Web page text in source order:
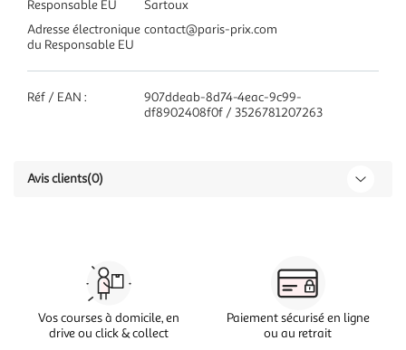
Responsable EU
Sartoux
Adresse électronique
du Responsable EU
contact@paris-prix.com
Réf / EAN :
907ddeab-8d74-4eac-9c99-
df8902408f0f / 3526781207263
Avis clients(0)
Vos courses à domicile, en
drive ou click & collect
Paiement sécurisé en ligne
ou au retrait